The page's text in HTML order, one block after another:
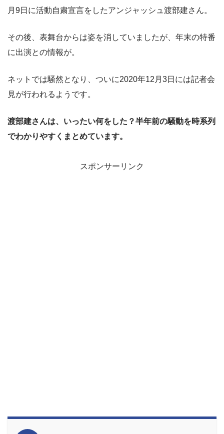
月9日に活動自粛宣言をしたアンジャッシュ渡部建さん。
その後、表舞台からは姿を消していましたが、年末の特番
に出演との情報が。
ネットでは騒然となり、ついに2020年12月3日には記者会
見が行われるようです。
渡部建さんは、いったい何をした？半年前の騒動を時系列
でわかりやすくまとめています。
スポンサーリンク